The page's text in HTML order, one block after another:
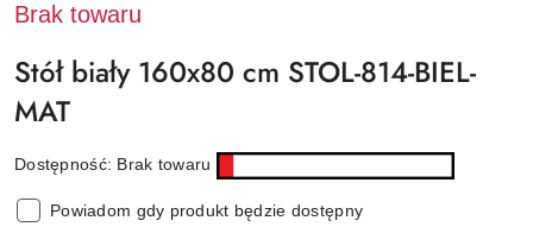
Brak towaru
Stół biały 160x80 cm STOL-814-BIEL-
MAT
Dostępność: Brak towaru
Powiadom gdy produkt będzie dostępny